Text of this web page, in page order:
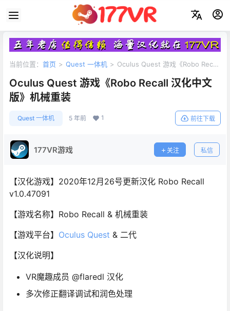
当前位置： 首页 > Quest 一体机 > Oculus Quest 游戏《Robo Recall
Oculus Quest 游戏《Robo Recall 汉化中文
版》机械重装
Quest 一体机 5 年前 1 前往下载
177VR游戏 关注 私信
【汉化游戏】2020年12月26号更新汉化 Robo Recall
v1.0.47091
【游戏名称】Robo Recall & 机械重装
【游戏平台】 Oculus Quest & 二代
【汉化说明】
VR魔趣成员 @flaredl 汉化
多次修正翻译调试和润色处理